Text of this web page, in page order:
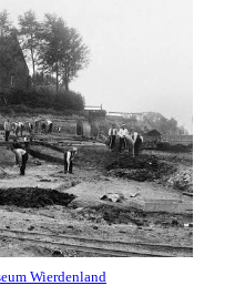
Wierdenland